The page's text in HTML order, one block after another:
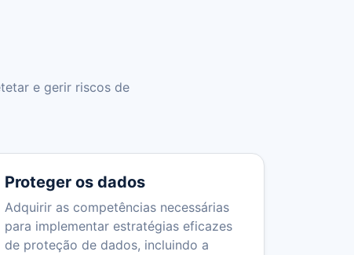
e gerir riscos de
Proteger os dados
Adquirir as competências necessárias
para implementar estratégias eficazes
de proteção de dados, incluindo a